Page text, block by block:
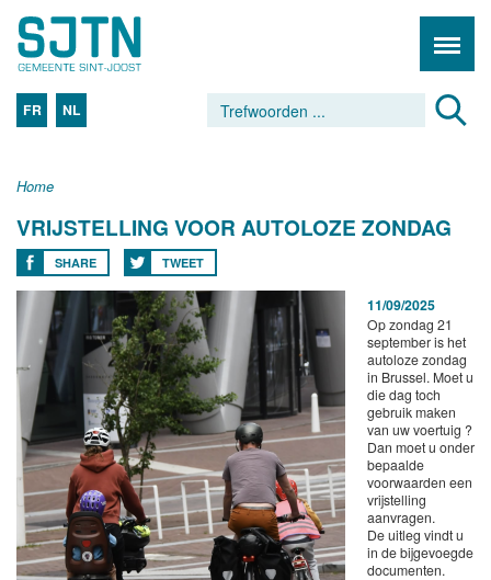
FR NL
Home
VRIJSTELLING VOOR AUTOLOZE ZONDAG
SHARE TWEET
11/09/2025
Op zondag 21
september is het
autoloze zondag
in Brussel. Moet u
die dag toch
gebruik maken
van uw voertuig ?
Dan moet u onder
bepaalde
voorwaarden een
vrijstelling
aanvragen.
De uitleg vindt u
in de bijgevoegde
documenten.